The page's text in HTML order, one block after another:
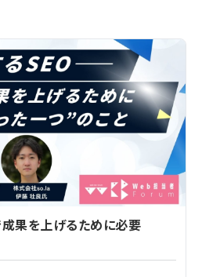
成果を上げるために必要